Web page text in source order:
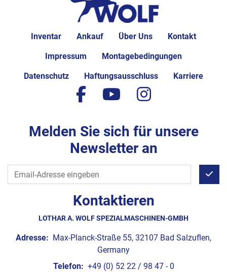
Inventar Ankauf Über Uns Kontakt
Impressum Montagebedingungen
Datenschutz Haftungsausschluss Karriere
Kontaktieren
LOTHAR A. WOLF SPEZIALMASCHINEN-GMBH
Adresse: Max-Planck-Straße 55, 32107 Bad Salzuflen,
Germany
Telefon: +49 (0) 52 22 / 98 47 - 0
facebook
youtubeinstagram
Melden Sie sich für unsere
Newsletter an